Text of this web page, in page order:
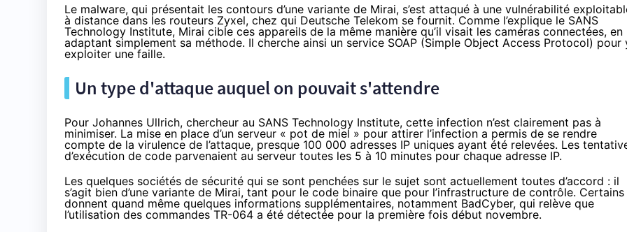
Le malware, qui présentait les contours d’une variante de Mirai, s’est attaqué à une vulnérabilité
à distance dans les routeurs Zyxel, chez qui Deutsche Telekom se fournit. Comme l’explique le SANS
Technology Institute, Mirai cible ces appareils de la même manière qu’il visait les caméras connectées, en
adaptant simplement sa méthode. Il cherche ainsi un service SOAP (Simple Object Access Protocol) pour
exploiter une faille.
Un type d'attaque auquel on pouvait s'attendre
Pour Johannes Ullrich, chercheur au SANS Technology Institute, cette infection n’est clairement pas à
minimiser. La mise en place d’un serveur « pot de miel » pour attirer l’infection a permis de se rendre
compte de la virulence de l’attaque, presque 100 000 adresses IP uniques ayant été relevées. Les
d’exécution de code parvenaient au serveur toutes les 5 à 10 minutes pour chaque adresse IP.
Les quelques sociétés de sécurité qui se sont penchées sur le sujet sont actuellement toutes d’accord : il
s’agit bien d’une variante de Mirai, tant pour le code binaire que pour l’infrastructure de contrôle. Certains
donnent quand même quelques informations supplémentaires, notamment BadCyber, qui relève que
l’utilisation des commandes TR-064 a été détectée pour la première fois début novembre.